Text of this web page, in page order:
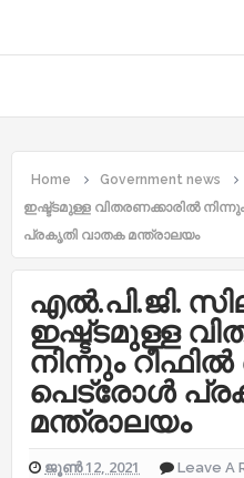
Home Government news
ഇഷ്ട്ടമുള്ള വിതരണക്കാരിൽ
പ്രകൃതി വാതക മന്ത്രാലയം
എൽ.പി.ജി.
ഇഷ്ട്ടമുള്ള
നിന്നും
പെട്രോൾ
മന്ത്രാലയം
ജൂൺ 12, 2021 Leave A